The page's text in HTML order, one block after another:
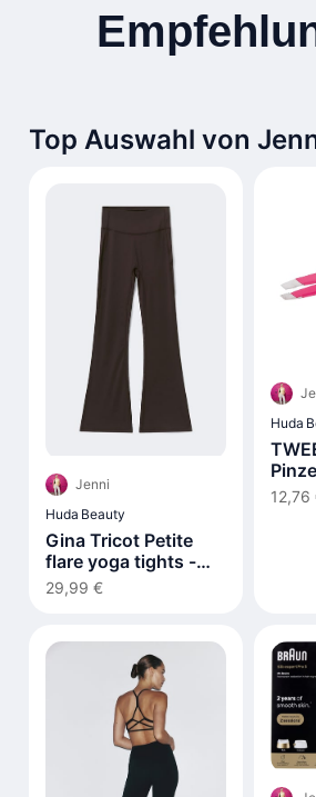
Top Auswahl von
Jenni
Huda Beauty
Gina Tricot Petite
flare yoga tights -
Braun
29,99 €
Huda
12,76